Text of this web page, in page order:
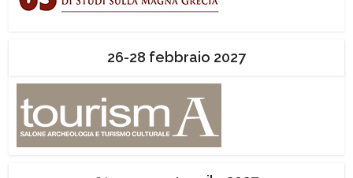
26-28 febbraio 2027